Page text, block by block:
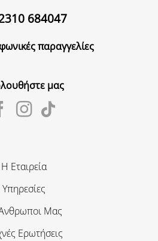
684047
παραγγελίες
μας
Η Εταιρεία
Υπηρεσίες
Μας
Ερωτήσεις